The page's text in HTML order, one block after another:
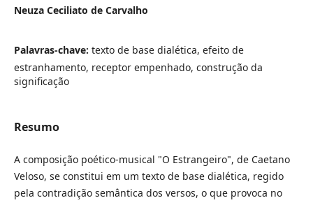
Neuza Ceciliato de Carvalho
Palavras-chave: texto de base dialética, efeito de
estranhamento, receptor empenhado, construção da
significação
Resumo
A composição poético-musical "O Estrangeiro", de Caetano
Veloso, se constitui em um texto de base dialética, regido
pela contradição semântica dos versos, o que provoca no